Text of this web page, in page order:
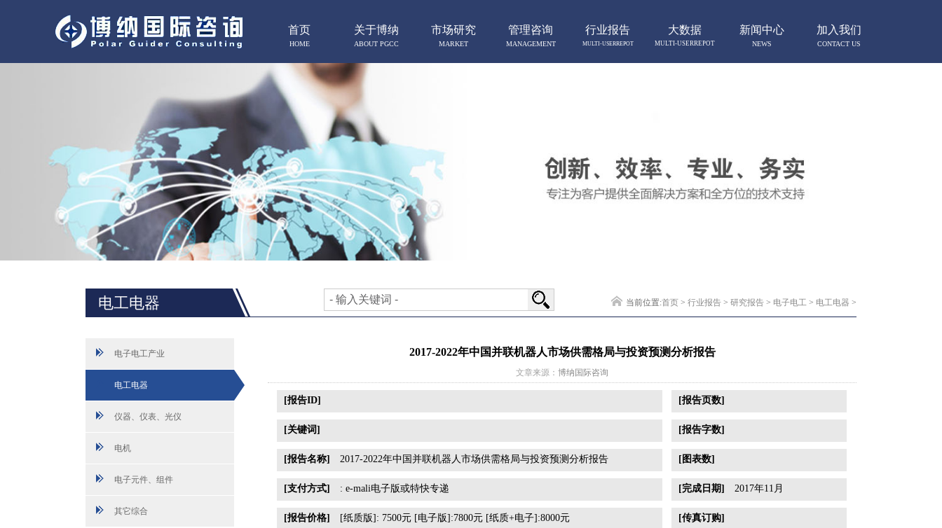
首页
HOME
关于博纳
ABOUT PGCC
市场研究
MARKET
管理咨询
MANAGEMENT
行业报告
MULTI-USERREPOT
大数据
MULTI-USERREPOT
新闻中心
NEWS
加入我们
CONTACT US
电工电器 当前位置:首页 > 行业报告 > 研究报告 > 电子电工 > 电工电器 >
电子电工产业
电工电器
仪器、仪表、光仪
电机
电子元件、组件
其它综合
2017-2022年中国并联机器人市场供需格局与投资预测分析报告
文章来源： 博纳国际咨询
[报告ID] [报告页数]
[关键词] [报告字数]
[报告名称] 2017-2022年中国并联机器人市场供需格局与投资预测分析报告 [图表数]
[支付方式] : e-mali电子版或特快专递 [完成日期] 2017年11月
[报告价格] [纸质版]: 7500元 [电子版]:7800元 [纸质+电子]:8000元 [传真订购]